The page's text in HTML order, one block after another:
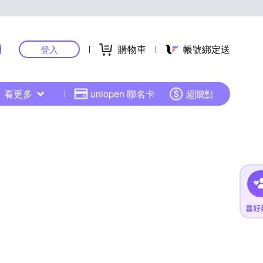
登入 購物車 帳號綁定送
看更多 uniopen 聯名卡 超贈點